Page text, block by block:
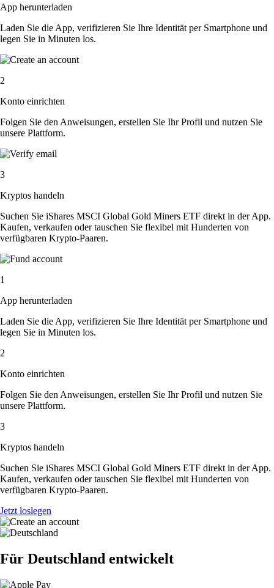
App herunterladen
Laden Sie die App, verifizieren Sie Ihre Identität per Smartphone und
legen Sie in Minuten los.
2
Konto einrichten
Folgen Sie den Anweisungen, erstellen Sie Ihr Profil und nutzen Sie
unsere Plattform.
3
Kryptos handeln
Suchen Sie iShares MSCI Global Gold Miners ETF direkt in der App.
Kaufen, verkaufen oder tauschen Sie flexibel mit Hunderten von
verfügbaren Krypto-Paaren.
1
App herunterladen
Laden Sie die App, verifizieren Sie Ihre Identität per Smartphone und
legen Sie in Minuten los.
2
Konto einrichten
Folgen Sie den Anweisungen, erstellen Sie Ihr Profil und nutzen Sie
unsere Plattform.
3
Kryptos handeln
Suchen Sie iShares MSCI Global Gold Miners ETF direkt in der App.
Kaufen, verkaufen oder tauschen Sie flexibel mit Hunderten von
verfügbaren Krypto-Paaren.
Jetzt loslegen
Für Deutschland entwickelt